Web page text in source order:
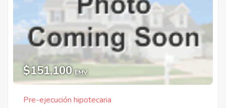
$151,100 EMV
Pre-ejecución hipotecaria